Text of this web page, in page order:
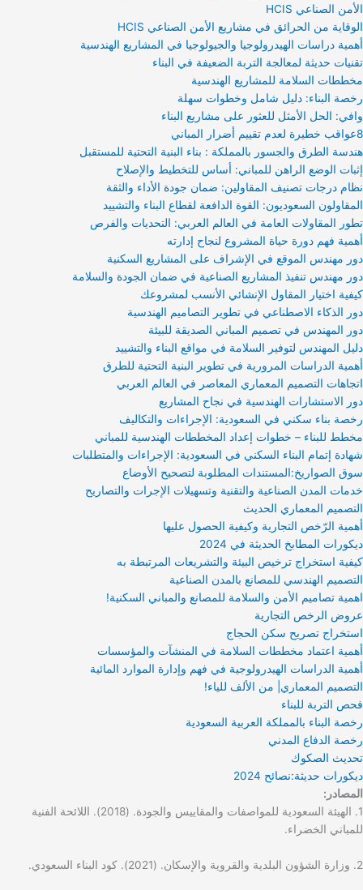
الأمن الصناعي HCIS
الوقاية من الحرائق في مشاريع الأمن الصناعي HCIS
أهمية دراسات الهيدرولوجيا والجيولوجيا في المشاريع الهندسية
تقنيات حديثة لمعالجة التربة الضعيفة في البناء
مخططات السلامة للمشاريع الهندسية
رخصة البناء: دليل شامل وخطوات سهلة
وافي: الحل الأمثل للعثور على مشاريع البناء
8عواقب خطيرة لعدم تقييم أضرار المباني
هندسة الطرق والجسور بالمملكة : بناء البنية التحتية للمستقبل
إثبات الوضع الراهن للمباني: أساس للتخطيط والإصلاح
نظام درجات تصنيف المقاولين: ضمان جودة الأداء والثقة
المقاولون السعوديون: القوة الدافعة لقطاع البناء والتشييد
تطور المقاولات العامة في العالم العربي: التحديات والفرص
أهمية فهم دورة حياة المشروع لنجاح إدارته
دور مهندس الموقع في الإشراف على المشاريع السكنية
دور مهندس تنفيذ المشاريع الصناعية في ضمان الجودة والسلامة
كيفية اختيار المقاول الإنشائي الأنسب لمشروعك
دور الذكاء الاصطناعي في تطوير التصاميم الهندسية
دور المهندس في تصميم المباني الصديقة للبيئة
دليل المهندس لتوفير السلامة في مواقع البناء والتشييد
أهمية الدراسات المرورية في تطوير البنية التحتية للطرق
اتجاهات التصميم المعماري المعاصر في العالم العربي
دور الاستشارات الهندسية في نجاح المشاريع
رخصة بناء سكني في السعودية: الإجراءات والتكاليف
مخطط للبناء – خطوات إعداد المخططات الهندسية للمباني
شهادة إتمام البناء السكني في السعودية: الإجراءات والمتطلبات
سوق الصواريخ:المستندات المطلوبة لتصحيح الأوضاع
خدمات المدن الصناعية والتقنية وتسهيلات الإجرات والتصاريح
التصميم المعماري الحديث
أهمية الرّخص التجارية وكيفية الحصول عليها
ديكورات المطابخ الحديثة في 2024
كيفية استخراج ترخيص البيئة والتشريعات المرتبطة به
التصميم الهندسي للمصانع بالمدن الصناعية
اهمية تصاميم الأمن والسلامة للمصانع والمباني السكنية!
عروض الرخص التجارية
استخراج تصريح سكن الحجاج
أهمية اعتماد مخططات السلامة في المنشآت والمؤسسات
أهمية الدراسات الهيدرولوجية في فهم وإدارة الموارد المائية
التصميم المعماري| من الألف للياء!
فحص التربة للبناء
رخصة البناء بالمملكة العربية السعودية
رخصة الدفاع المدني
تحديث الصكوك
ديكورات حديثة:نصائح 2024
المصادر:
1. الهيئة السعودية للمواصفات والمقاييس والجودة. (2018). اللائحة الفنية
للمباني الخضراء.
2. وزارة الشؤون البلدية والقروية والإسكان. (2021). كود البناء السعودي.